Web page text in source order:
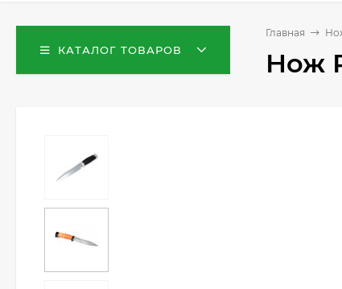
КАТАЛОГ ТОВАРОВ
Главная
Нож